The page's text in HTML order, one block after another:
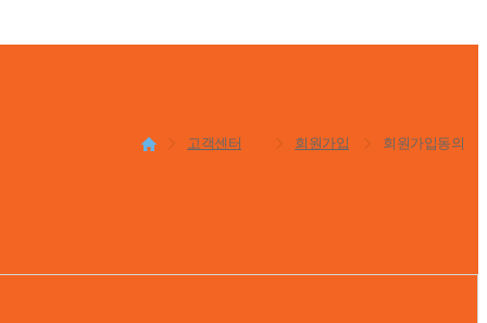
고객센터 회원가입 회원가입동의